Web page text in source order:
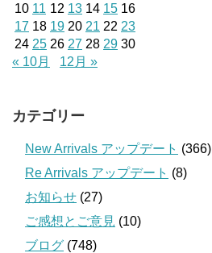
10 11 12 13 14 15 16
17 18 19 20 21 22 23
24 25 26 27 28 29 30
« 10月
12月 »
カテゴリー
New Arrivals アップデート (366)
Re Arrivals アップデート (8)
お知らせ (27)
ご感想とご意見 (10)
ブログ (748)